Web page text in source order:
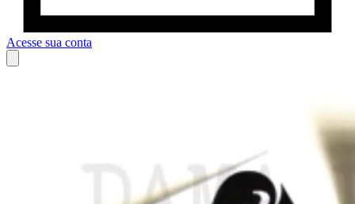
Acesse sua conta